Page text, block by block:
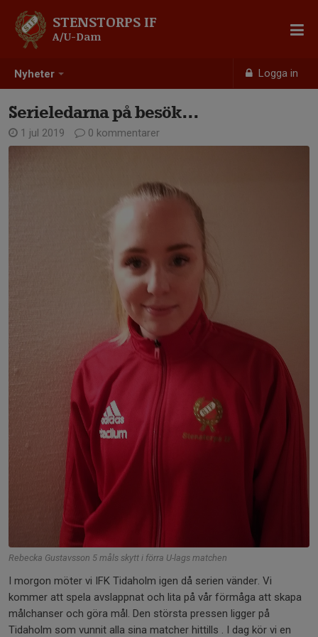
Nyheter Logga in
STENSTORPS IF
A/U-Dam
Serieledarna på besök...
1 jul 2019 0 kommentarer
Rebecka Gustavsson 5 måls skytt i förra U-lags matchen
I morgon möter vi IFK Tidaholm igen då serien vänder. Vi
kommer att spela avslappnat och lita på vår förmåga att skapa
målchanser och göra mål. Den största pressen ligger på
Tidaholm som vunnit alla sina matcher hittills . I dag kör vi en